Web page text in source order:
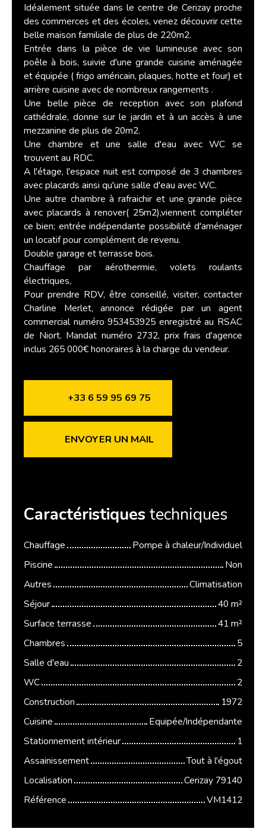
Idéalement située dans le centre de Cerizay proche
des commerces et des écoles, venez découvrir cette
belle maison familiale de plus de 220m2.
Entrée dans la pièce de vie lumineuse avec son
poêle à bois, suivie d'une grande cuisine aménagée
et équipée ( frigo américain, plaques, hotte et four) et
arrière cuisine avec de nombreux rangements .
Une belle pièce de reception avec son plafond
cathédrale, donne sur le jardin et à un accès à une
mezzanine de plus de 20m2.
Une chambre et une salle d'eau avec WC se
trouvent au RDC.
A l'étage, l'espace nuit est composé de 3 chambres
avec placards ainsi qu'une salle d'eau avec WC.
Une autre chambre à rafraichir et une grande pièce
avec placards à renover( 25m2),viennent compléter
ce bien; entrée indépendante possibilité d'aménager
un locatif pour complément de revenu.
Double garage et terrasse bois.
Chauffage par aérothermie, volets roulants
électriques,
Pour prendre RDV, être conseillé, visiter, contacter
Charline Merlet, annonce rédigée par un agent
commercial numéro 953453925 enregistré au RSAC
de Niort. Mandat numéro 2732, prix frais d'agence
inclus 265 000€ honoraires à la charge du vendeur.
+33 6 59 95 69 75
ENVOYER UN MAIL
Caractéristiques techniques
Chauffage
Pompe à chaleur/Individuel
Piscine
Non
Autres
Climatisation
Séjour
40 m²
Surface terrasse
41m²
Chambres
5
Salle d'eau
2
WC
2
Construction
1972
Cuisine
Equipée/Indépendante
Stationnement intérieur
1
Assainissement
Tout à l'égout
Localisation
Cerizay 79140
Référence
VM1412